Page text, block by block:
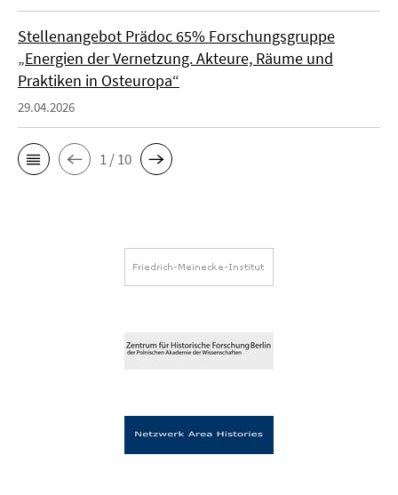
Stellenangebot Prädoc 65% Forschungsgruppe
„Energien der Vernetzung. Akteure, Räume und
Praktiken in Osteuropa“
29.04.2026
1 / 10